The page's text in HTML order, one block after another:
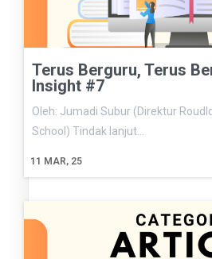
Terus Berguru, Terus
Insight #7
11 MAR, 25
Oleh: Jumadi Subur (Direktur
School) Tindak lanjut…